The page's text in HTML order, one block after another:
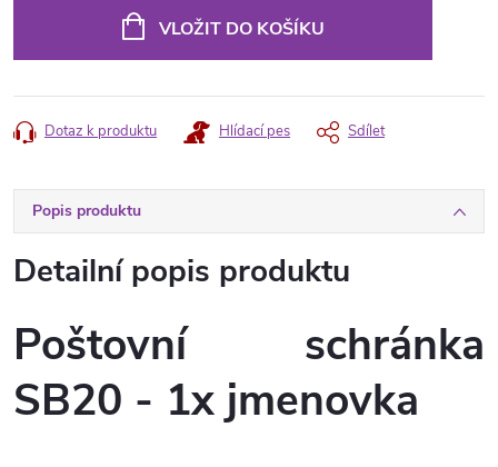
VLOŽIT DO KOŠÍKU
Dotaz k produktu Hlídací pes Sdílet
Popis produktu
Detailní popis produktu
Poštovní schránka
SB20 - 1x jmenovka